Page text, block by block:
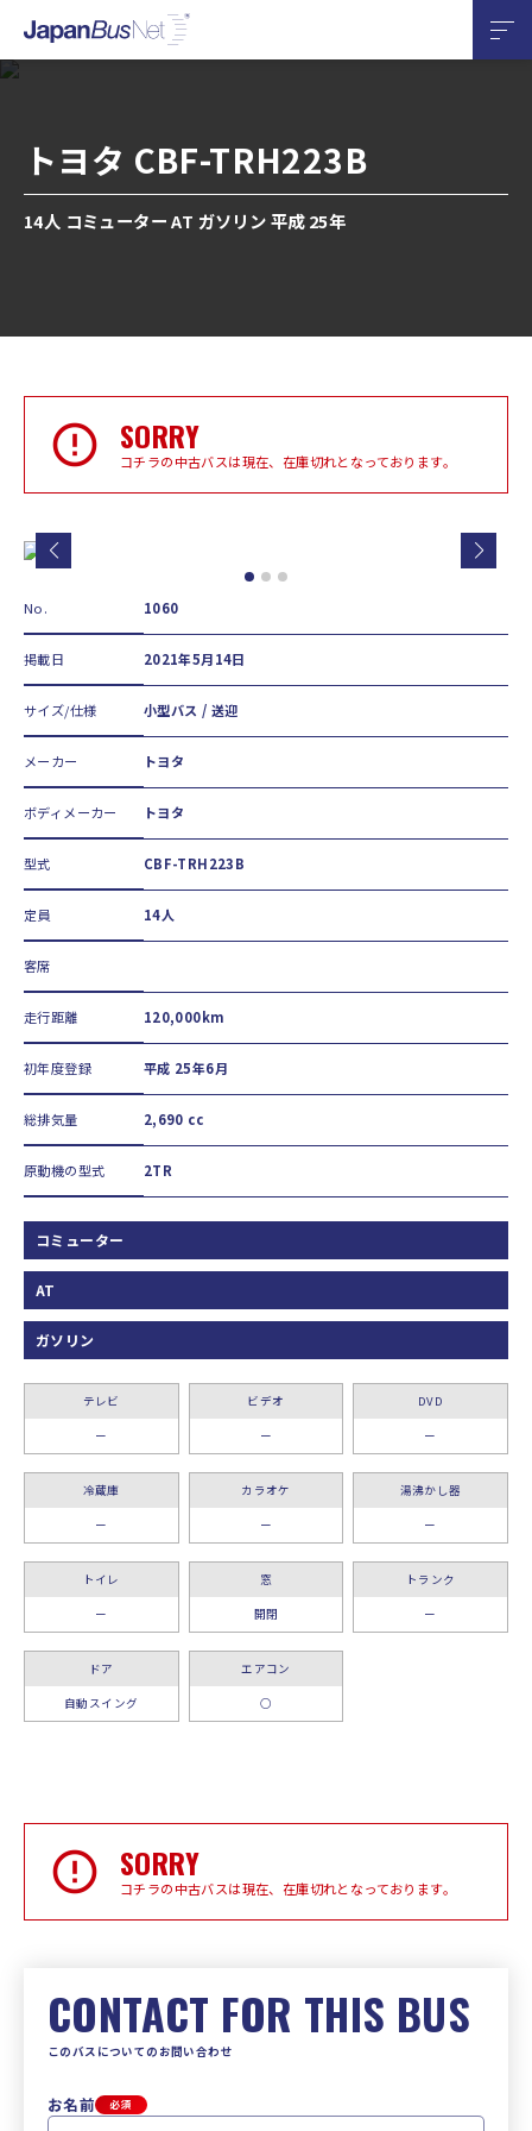
トヨタ CBF-TRH223B
14人 コミューター AT ガソリン 平成 25年
SORRY
コチラの中古バスは現在、在庫切れとなっております。
No. 1060
掲載日 2021年5月14日
サイズ/仕様 小型バス / 送迎
メーカー トヨタ
ボディメーカー トヨタ
型式 CBF-TRH223B
定員 14人
客席
走行距離 120,000km
初年度登録 平成 25年6月
総排気量 2,690 cc
原動機の型式 2TR
コミューター
AT
ガソリン
テレビ
ー
ビデオ
ー
DVD
ー
冷蔵庫
ー
カラオケ
ー
湯沸かし器
ー
トイレ
ー
窓
開閉
トランク
ー
ドア
自動スイング
エアコン
○
SORRY
コチラの中古バスは現在、在庫切れとなっております。
CONTACT FOR THIS BUS
このバスについてのお問い合わせ
お名前 必須